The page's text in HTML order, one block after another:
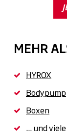
MEHR
HYROX
Bodypump
Boxen
... und